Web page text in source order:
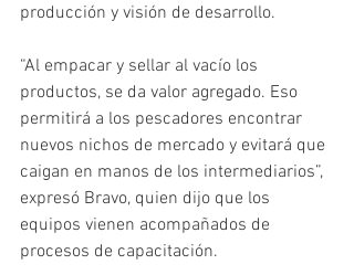
producción y visión de desarrollo.
“Al empacar y sellar al vacío los
productos, se da valor agregado. Eso
permitirá a los pescadores encontrar
nuevos nichos de mercado y evitará que
caigan en manos de los intermediarios”,
expresó Bravo, quien dijo que los
equipos vienen acompañados de
procesos de capacitación.